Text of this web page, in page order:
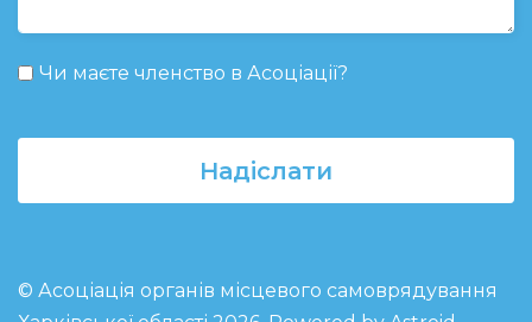
Чи маєте членство в Асоціації?
Надіслати
© Асоціація органів місцевого самоврядування